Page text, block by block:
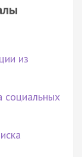
из
социальных